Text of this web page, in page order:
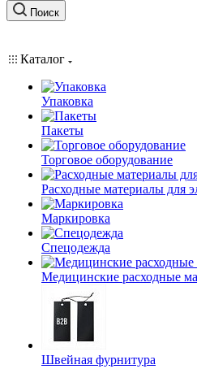
Поиск
Каталог
Упаковка
Пакеты
Торговое оборудование
Расходные материалы для
Маркировка
Спецодежда
Медицинские расходные
Швейная фурнитура